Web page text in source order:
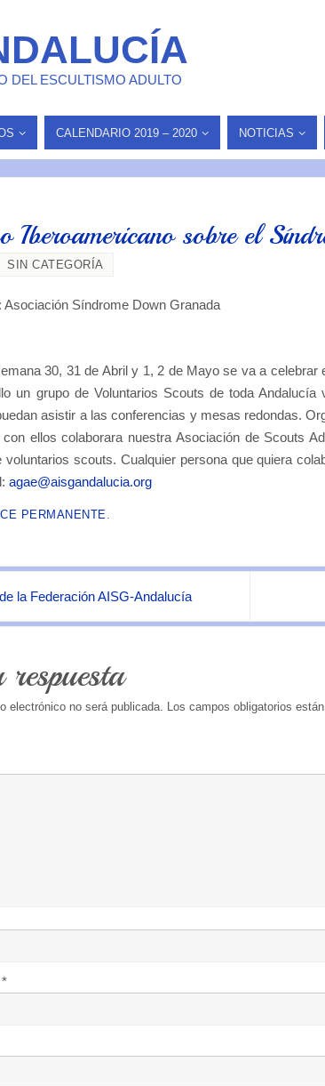
DEL ESCULTISMO ADULTO
CALENDARIO 2019 – 2020 NOTICIAS
Iberoamericano sobre el
SIN CATEGORÍA
Asociación Síndrome Down Granada
30, 31 de Abril y 1, 2 de Mayo se va a
un grupo de Voluntarios Scouts de toda
asistir a las conferencias y mesas redondas.
ellos colaborara nuestra Asociación de Scouts
voluntarios scouts. Cualquier persona que quiera
agae@aisgandalucia.org
PERMANENTE
la Federación AISG-Andalucía
electrónico no será publicada.
Los campos obligatorios
*